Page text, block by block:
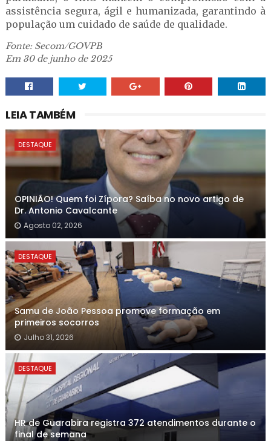
assistência segura, ágil e humanizada, garantindo à
população um cuidado de saúde de qualidade.
Fonte: Secom/GOVPB
Em 30 de junho de 2025
LEIA TAMBÉM
DESTAQUE
OPINIÃO! Quem foi Zípora? Saíba no novo artigo de
Dr. Antonio Cavalcante
Agosto 02, 2026
DESTAQUE
Samu de João Pessoa promove formação em
primeiros socorros
Julho 31, 2026
DESTAQUE
HR de Guarabira registra 372 atendimentos durante o
final de semana